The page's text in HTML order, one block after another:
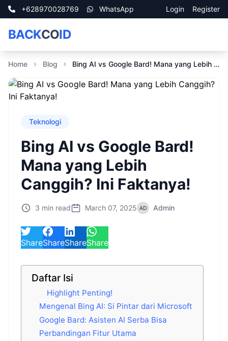
+628970028769 WhatsApp Login Register
BACKCOID
Home Blog Bing AI vs Google Bard! Mana yang Lebih Canggih? Ini Faktanya!
Teknologi
Bing AI vs Google Bard!
Mana yang Lebih
Canggih? Ini Faktanya!
3 min read March 07, 2025 Admin
ShareShareShareShare
Daftar Isi
Highlight Penting!
Mengenal Bing AI: Si Pintar dari Microsoft
Google Bard: Asisten AI Serba Bisa
Perbandingan Fitur Utama